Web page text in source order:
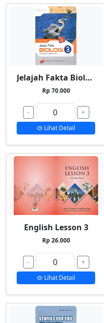
Jelajah Fakta Biologi 3
Rp 70.000
-
+
Lihat Detail
English Lesson 3
Rp 26.000
-
+
Lihat Detail